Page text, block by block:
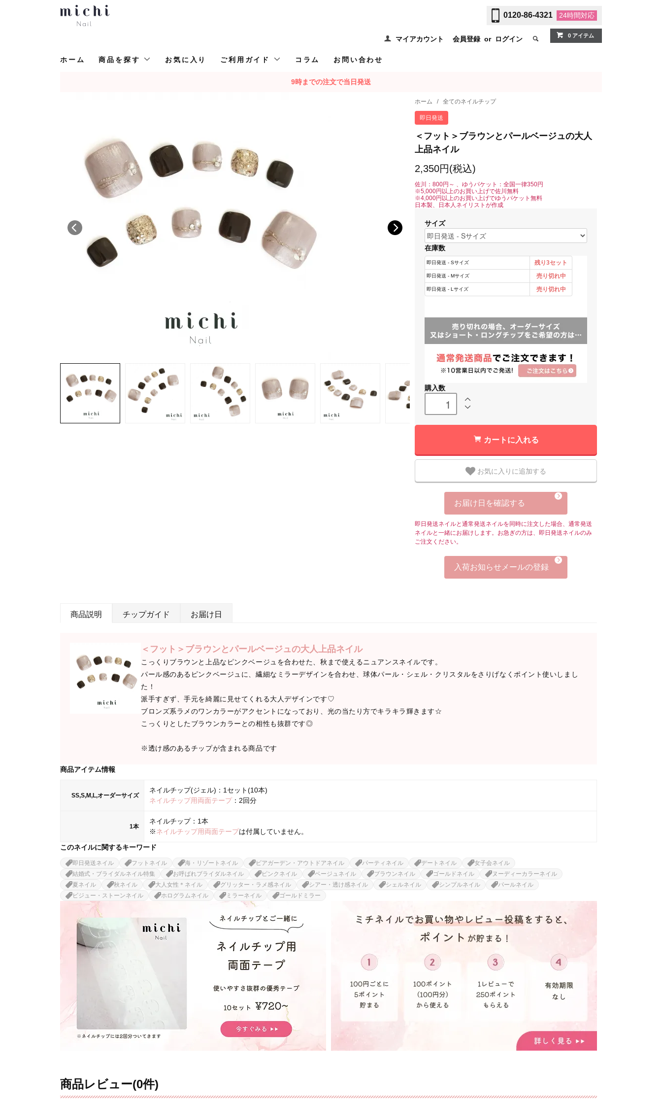
0120-86-4321 24時間対応
マイアカウント 会員登録 or ログイン 0 アイテム
ホーム 商品を探す お気に入り ご利用ガイド コラム お問い合わせ
9時までの注文で当日発送
ホーム / 全てのネイルチップ
即日発送
＜フット＞ブラウンとパールベージュの大人
上品ネイル
2,350円(税込)
佐川：800円～ 、ゆうパケット：全国一律350円
※5,000円以上のお買い上げで佐川無料
※4,000円以上のお買い上げでゆうパケット無料
日本製、日本人ネイリストが作成
サイズ
在庫数
購入数
カートに入れる
お気に入りに追加する
お届け日を確認する
即日発送ネイルと通常発送ネイルを同時に注文した場合、通常発送
ネイルと一緒にお届けします。お急ぎの方は、即日発送ネイルのみ
ご注文ください。
入荷お知らせメールの登録
商品説明 チップガイド お届け日
＜フット＞ブラウンとパールベージュの大人上品ネイル
こっくりブラウンと上品なピンクベージュを合わせた、秋まで使えるニュアンスネイルです。
パール感のあるピンクベージュに、繊細なミラーデザインを合わせ、球体パール・シェル・クリスタルをさりげなくポイント使いしまし
た！
派手すぎず、手元を綺麗に見せてくれる大人デザインです♡
ブロンズ系ラメのワンカラーがアクセントになっており、光の当たり方でキラキラ輝きます☆
こっくりとしたブラウンカラーとの相性も抜群です◎
※透け感のあるチップが含まれる商品です
商品アイテム情報
SS,S,M,L,オーダーサイズ
ネイルチップ(ジェル)：1セット(10本)
ネイルチップ用両面テープ：2回分
1本
ネイルチップ：1本
※ネイルチップ用両面テープは付属していません。
このネイルに関するキーワード
即日発送ネイル フットネイル 海・リゾートネイル ビアガーデン・アウトドアネイル パーティネイル デートネイル
女子会ネイル
結婚式・ブライダルネイル特集
お呼ばれブライダルネイル ピンクネイル ベージュネイル ブラウンネイル ゴールドネイル
ヌーディーカラーネイル
夏ネイル
秋ネイル 大人女性＊ネイル グリッター・ラメ感ネイル シアー・透け感ネイル シェルネイル シンプルネイル
パールネイル
ビジュー・ストーンネイル
ホログラムネイル ミラーネイル ゴールドミラー
商品レビュー(0件)